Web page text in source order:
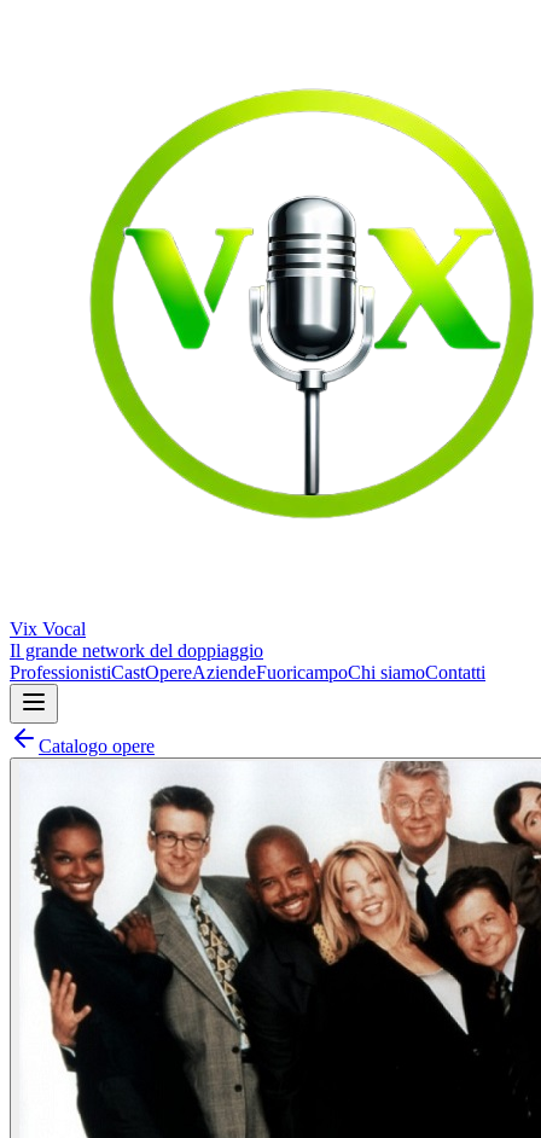
Vix Vocal
Il grande network del doppiaggio
ProfessionistiCastOpereAziendeFuoricampoChi siamoContatti
Catalogo opere